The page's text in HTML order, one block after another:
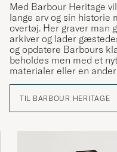
Med Barbour Heritage
lange arv og sin
overtøj. Her graver man
arkiver og lader
og opdatere Barbours
beholdes men med et
materialer eller en
England »
TIL BARBOUR HERITAGE